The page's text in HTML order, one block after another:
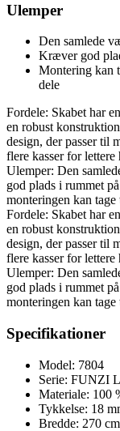
Ulemper
Den samlede
Kræver god
Montering kan
dele
Fordele: Skabet har
en robust
design, der passer til
flere kasser for lettere
Ulemper: Den
god plads i rummet
monteringen kan
Fordele: Skabet har
en robust
design, der passer til
flere kasser for lettere
Ulemper: Den
god plads i rummet
monteringen kan
Specifikationer
Model: 7804
Serie: FUNZI
Materiale: 100
Tykkelse: 18
Bredde: 270 cm